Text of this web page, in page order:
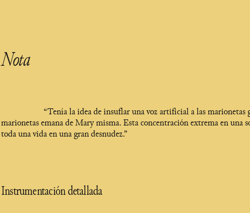
Nota
“Tenía la idea de insuflar una voz artificial a las marionetas
marionetas emana de Mary misma. Esta concentración extrema en una
toda una vida en una gran desnudez.”
Instrumentación detallada